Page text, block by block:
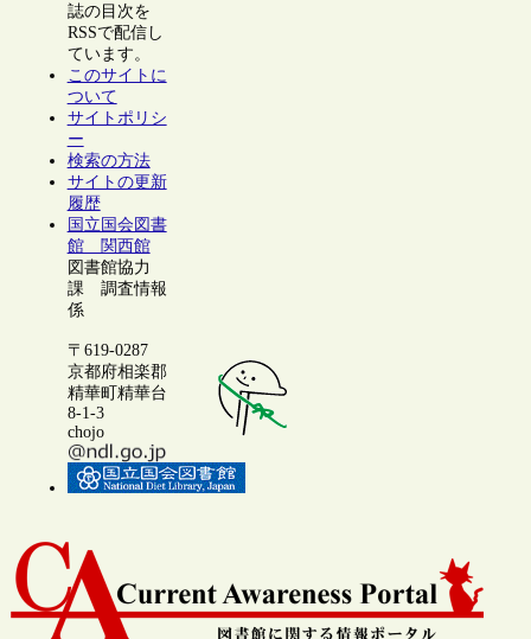
誌の目次を
RSSで配信し
ています。
このサイトに
ついて
サイトポリシ
ー
検索の方法
サイトの更新
履歴
国立国会図書
館 関西館
図書館協力
課 調査情報
係
〒619-0287
京都府相楽郡
精華町精華台
8-1-3
chojo